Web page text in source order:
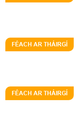
FÉACH AR THÁIRGÍ
FÉACH AR THÁIRGÍ